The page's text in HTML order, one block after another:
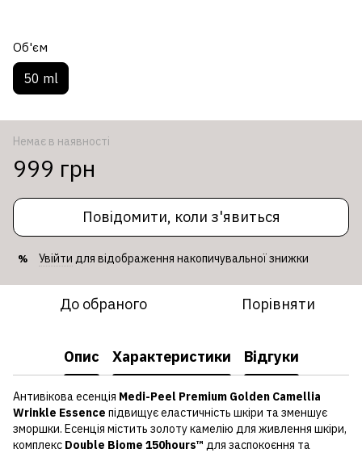
Об'єм
50 ml
Немає в наявності
999 грн
Повідомити, коли з'явиться
% Увійти для відображення накопичувальної знижки
До обраного Порівняти
Опис Характеристики Відгуки
Антивікова есенція Medi-Peel Premium Golden Camellia
Wrinkle Essence підвищує еластичність шкіри та зменшує
зморшки. Есенція містить золоту камелію для живлення шкіри,
комплекс Double Biome 150hours™ для заспокоєння та